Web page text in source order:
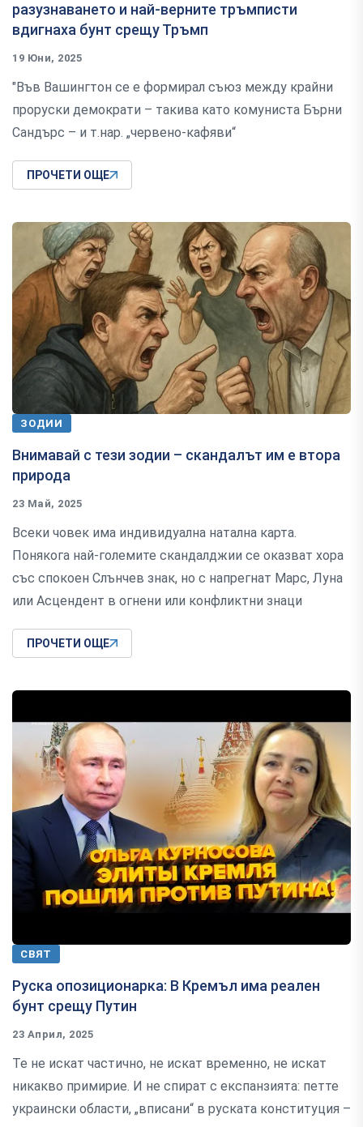
разузнаването и най-верните тръмписти
вдигнаха бунт срещу Тръмп
19 Юни, 2025
"Във Вашингтон се е формирал съюз между крайни
проруски демократи – такива като комуниста Бърни
Сандърс – и т.нар. „червено-кафяви“
ПРОЧЕТИ ОЩЕ
ЗОДИИ
Внимавай с тези зодии – скандалът им е втора
природа
23 Май, 2025
Всеки човек има индивидуална натална карта.
Понякога най-големите скандалджии се оказват хора
със спокоен Слънчев знак, но с напрегнат Марс, Луна
или Асцендент в огнени или конфликтни знаци
ПРОЧЕТИ ОЩЕ
СВЯТ
Руска опозиционарка: В Кремъл има реален
бунт срещу Путин
23 Април, 2025
Те не искат частично, не искат временно, не искат
никакво примирие. И не спират с експанзията: петте
украински области, „вписани“ в руската конституция –